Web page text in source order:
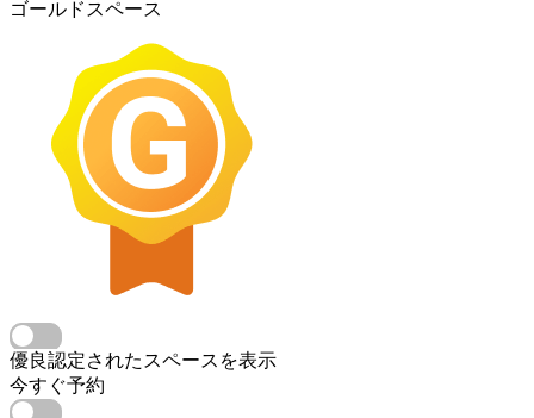
ゴールドスペース
優良認定されたスペースを表示
今すぐ予約